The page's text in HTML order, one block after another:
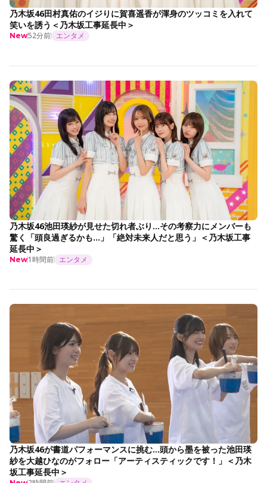
乃木坂46田村真佑のイジりに賀喜遥香が渾身のツッコミを入れて
笑いを誘う＜乃木坂工事延長中＞
New52分前 エンタメ
乃木坂46池田瑛紗が見せた切れ者ぶり…その考察力にメンバーも
驚く「頭良過ぎるかも…」「絶対未来人だと思う」＜乃木坂工事
延長中＞
New1時間前 エンタメ
乃木坂46が書道パフォーマンスに挑む…頭から墨を被った池田瑛
紗を大越ひなのがフォロー「アーティスティックです！」＜乃木
坂工事延長中＞